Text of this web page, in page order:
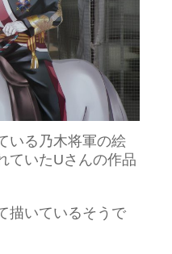
いる乃木将軍の絵
ていたUさんの作品
描いているそうで